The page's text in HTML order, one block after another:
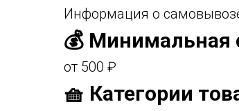
Информация о
💰 Минимальная
от 500 ₽
🧺 Категории